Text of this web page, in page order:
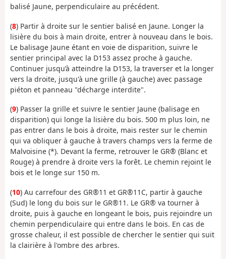
balisé Jaune, perpendiculaire au précédent.
(8) Partir à droite sur le sentier balisé en Jaune. Longer la
lisière du bois à main droite, entrer à nouveau dans le bois.
Le balisage Jaune étant en voie de disparition, suivre le
sentier principal avec la D153 assez proche à gauche.
Continuer jusqu’à atteindre la D153, la traverser et la longer
vers la droite, jusqu'à une grille (à gauche) avec passage
piéton et panneau "décharge interdite".
(9) Passer la grille et suivre le sentier Jaune (balisage en
disparition) qui longe la lisière du bois. 500 m plus loin, ne
pas entrer dans le bois à droite, mais rester sur le chemin
qui va obliquer à gauche à travers champs vers la ferme de
Malvoisine (*). Devant la ferme, retrouver le GR® (Blanc et
Rouge) à prendre à droite vers la forêt. Le chemin rejoint le
bois et le longe sur 150 m.
(10) Au carrefour des GR®11 et GR®11C, partir à gauche
(Sud) le long du bois sur le GR®11. Le GR® va tourner à
droite, puis à gauche en longeant le bois, puis rejoindre un
chemin perpendiculaire qui entre dans le bois. En cas de
grosse chaleur, il est possible de chercher le sentier qui suit
la clairière à l'ombre des arbres.